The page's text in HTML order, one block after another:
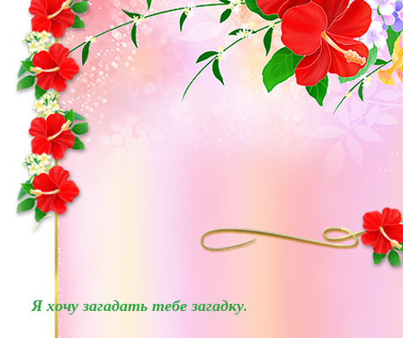
Я хочу загадать тебе загадку.